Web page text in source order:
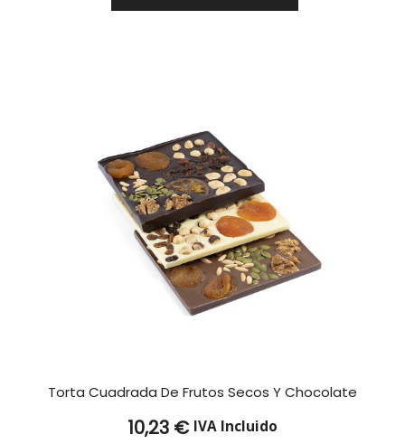
Torta Cuadrada De Frutos Secos Y Chocolate
10,23 € IVA Incluido